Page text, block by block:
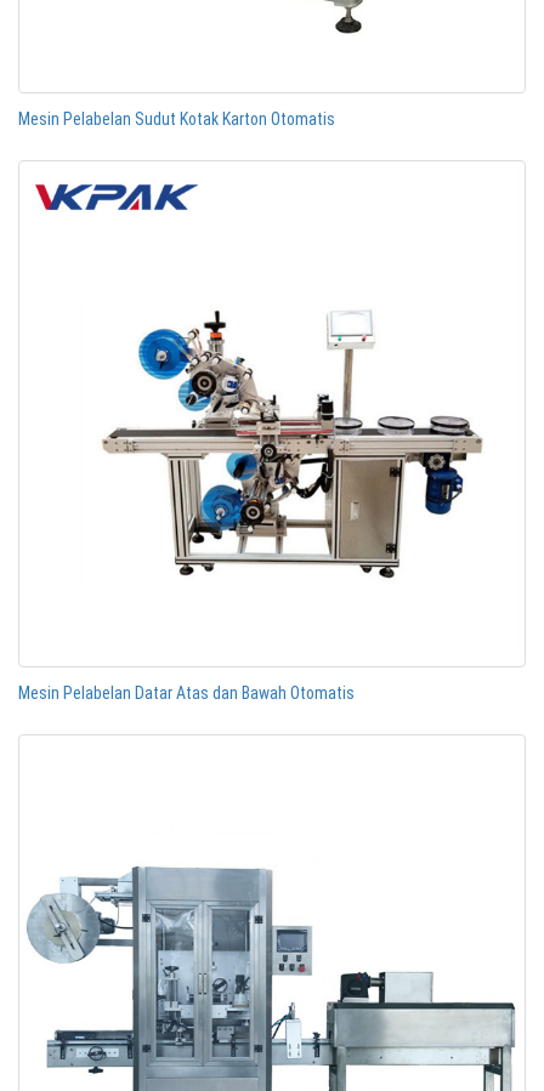
Mesin Pelabelan Sudut Kotak Karton Otomatis
Mesin Pelabelan Datar Atas dan Bawah Otomatis